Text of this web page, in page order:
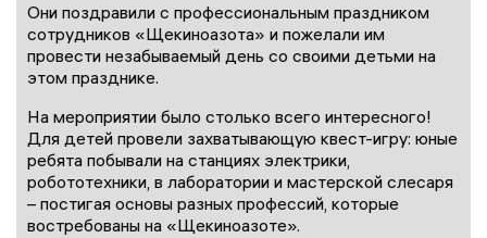
Они поздравили с профессиональным праздником
сотрудников «Щекиноазота» и пожелали им
провести незабываемый день со своими детьми на
этом празднике.
На мероприятии было столько всего интересного!
Для детей провели захватывающую квест-игру: юные
ребята побывали на станциях электрики,
робототехники, в лаборатории и мастерской слесаря
– постигая основы разных профессий, которые
востребованы на «Щекиноазоте».